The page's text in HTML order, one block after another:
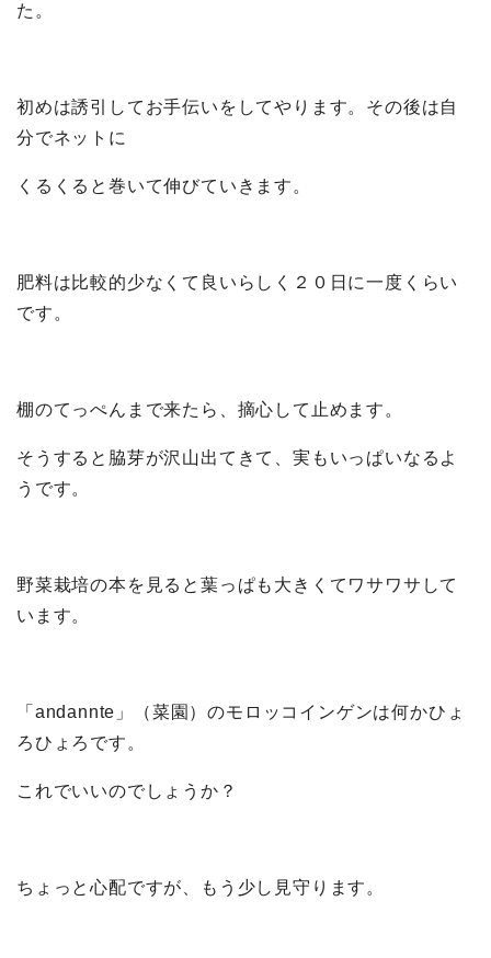
た。
初めは誘引してお手伝いをしてやります。その後は自
分でネットに
くるくると巻いて伸びていきます。
肥料は比較的少なくて良いらしく２０日に一度くらい
です。
棚のてっぺんまで来たら、摘心して止めます。
そうすると脇芽が沢山出てきて、実もいっぱいなるよ
うです。
野菜栽培の本を見ると葉っぱも大きくてワサワサして
います。
「andannte」（菜園）のモロッコインゲンは何かひょ
ろひょろです。
これでいいのでしょうか？
ちょっと心配ですが、もう少し見守ります。